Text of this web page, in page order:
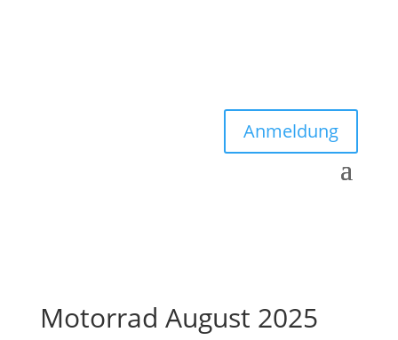
Anmeldung
Motorrad August 2025